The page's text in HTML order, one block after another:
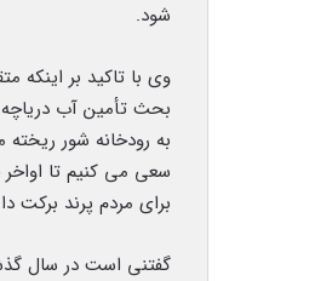
شود.
وی با تاکید بر اینکه
بحث تأمین آب
به رودخانه شور
سعی می کنیم تا
برای مردم پرند برکت
گفتنی است در سال